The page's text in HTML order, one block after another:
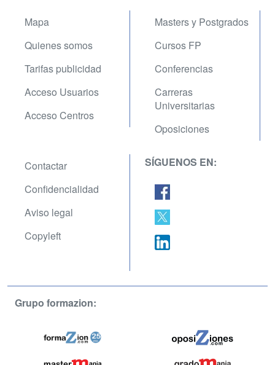
Mapa
Quienes somos
Tarifas publicidad
Acceso Usuarios
Acceso Centros
Masters y Postgrados
Cursos FP
Conferencias
Carreras
Universitarias
Oposiciones
Contactar
Confidencialidad
Aviso legal
Copyleft
SÍGUENOS EN:
Grupo formazion: